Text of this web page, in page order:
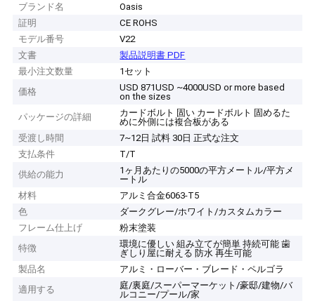
ブランド名
Oasis
証明
CE ROHS
モデル番号
V22
文書
製品説明書 PDF
最小注文数量
1セット
価格
USD 871USD ~4000USD or more based
on the sizes
パッケージの詳細
カードボルト 固い カードボルト 固めるた
めに外側には複合板がある
受渡し時間
7~12日 試料 30日 正式な注文
支払条件
T/T
供給の能力
1ヶ月あたりの5000の平方メートル/平方メ
ートル
材料
アルミ合金6063-T5
色
ダークグレー/ホワイト/カスタムカラー
フレーム仕上げ
粉末塗装
特徴
環境に優しい 組み立てが簡単 持続可能 歯
ぎしり屋に耐える 防水 再生可能
製品名
アルミ・ローバー・ブレード・ペルゴラ
適用する
庭/裏庭/スーパーマーケット/豪邸/建物/バ
ルコニー/プール/家